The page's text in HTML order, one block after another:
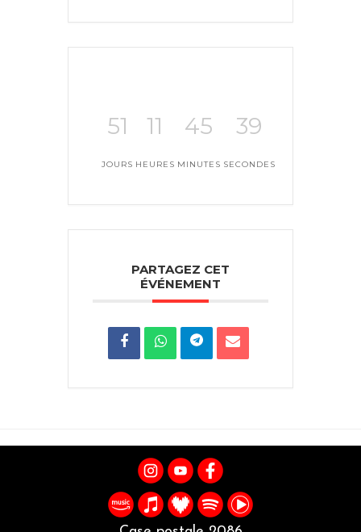
51
JOURS
11
HEURES
45
MINUTES
39
SECONDES
PARTAGEZ CET
ÉVÉNEMENT